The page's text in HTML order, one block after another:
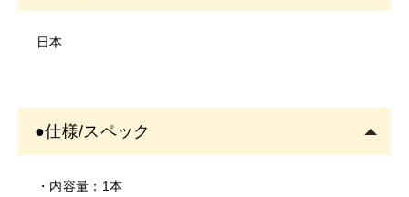
・お肌に異常があるときは使用をしないでください。
を中止し、専門医にご相談されることをおすすめしま
す。
そのまま使用を続けますと、悪化する恐れがありま
日本
●仕様/スペック
・内容量：1本